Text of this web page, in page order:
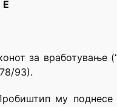
Е
за вработување
93).
му поднесе